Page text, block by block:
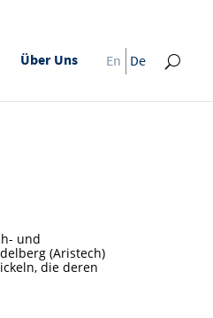
Über Uns En De
und
(Aristech)
die deren